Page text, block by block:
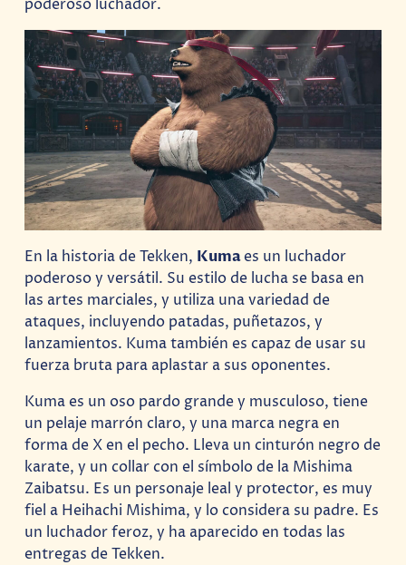
poderoso luchador.
En la historia de Tekken, Kumaes un luchador
poderoso y versátil. Su estilo de lucha se basa en
las artes marciales, y utiliza una variedad de
ataques, incluyendo patadas, puñetazos, y
lanzamientos. Kuma también es capaz de usar su
fuerza bruta para aplastar a sus oponentes.
Kuma es un oso pardo grande y musculoso, tiene
un pelaje marrón claro, y una marca negra en
forma de X en el pecho. Lleva un cinturón negro de
karate, y un collar con el símbolo de la Mishima
Zaibatsu. Es un personaje leal y protector, es muy
fiel a Heihachi Mishima, y lo considera su padre. Es
un luchador feroz, y ha aparecido en todas las
entregas de Tekken.